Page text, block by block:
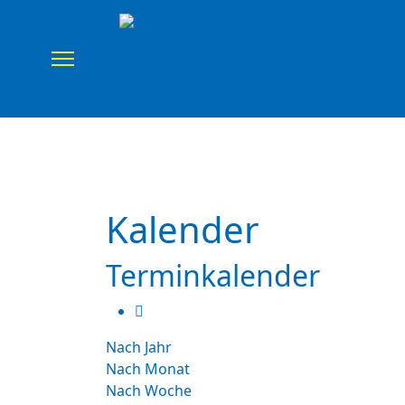
Kalender
Terminkalender
Nach Jahr
Nach Monat
Nach Woche